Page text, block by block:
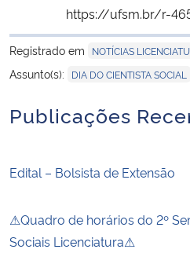
Secretaria-Geral
Secretaria de Governo
Planalto
https://ufsm.br/r-
Registrado em
NOTÍCIAS
Assunto(s): DIA DO CIENTISTA SOCIAL
Publicações
Edital – Bolsista de Extensão
⚠Quadro de horários do 2º
Sociais Licenciatura⚠